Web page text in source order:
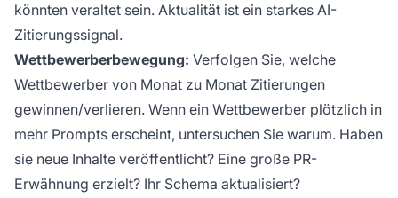
könnten veraltet sein. Aktualität ist ein starkes AI-
Zitierungssignal.
Wettbewerberbewegung: Verfolgen Sie, welche
Wettbewerber von Monat zu Monat Zitierungen
gewinnen/verlieren. Wenn ein Wettbewerber plötzlich in
mehr Prompts erscheint, untersuchen Sie warum. Haben
sie neue Inhalte veröffentlicht? Eine große PR-
Erwähnung erzielt? Ihr Schema aktualisiert?